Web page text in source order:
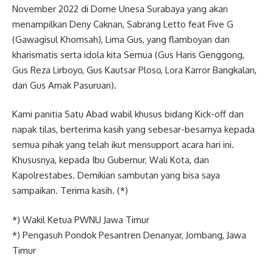
November 2022 di Dome Unesa Surabaya yang akan
menampilkan Deny Caknan, Sabrang Letto feat Five G
(Gawagisul Khomsah), Lima Gus, yang flamboyan dan
kharismatis serta idola kita Semua (Gus Haris Genggong,
Gus Reza Lirboyo, Gus Kautsar Ploso, Lora Karror Bangkalan,
dan Gus Amak Pasuruan).
Kami panitia Satu Abad wabil khusus bidang Kick-off dan
napak tilas, berterima kasih yang sebesar-besarnya kepada
semua pihak yang telah ikut mensupport acara hari ini.
Khususnya, kepada Ibu Gubernur, Wali Kota, dan
Kapolrestabes. Demikian sambutan yang bisa saya
sampaikan. Terima kasih. (*)
*) Wakil Ketua PWNU Jawa Timur
*) Pengasuh Pondok Pesantren Denanyar, Jombang, Jawa
Timur